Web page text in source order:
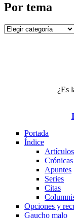
Por tema
Por
¿Es
Portada
Índice
Artículos
Crónicas
Apuntes
Series
Citas
Opciones y
Gaucho malo